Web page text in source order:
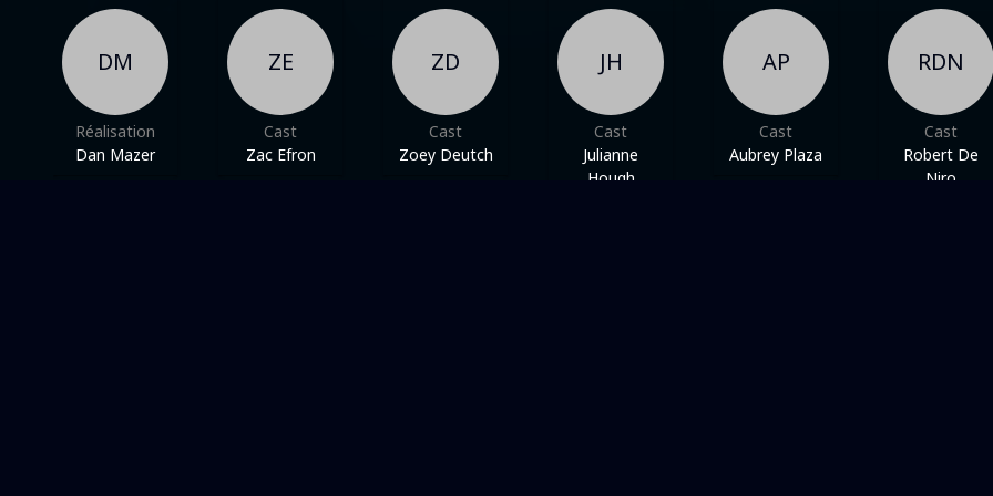
DM
Réalisation
Dan Mazer
ZE
Cast
Zac Efron
ZD
Cast
Zoey Deutch
JH
Cast
Julianne
Hough
AP
Cast
Aubrey Plaza
RDN
Cast
Robert De
Niro